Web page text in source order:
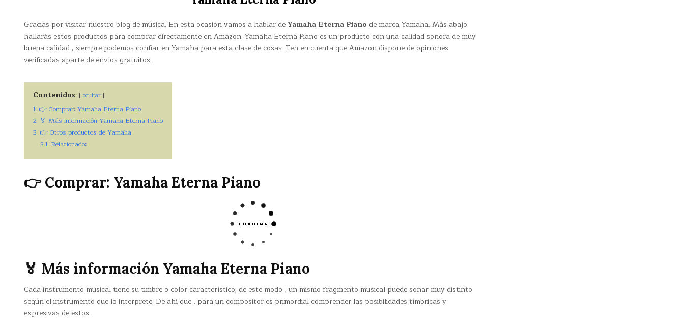
Gracias por visitar nuestro blog de música. En esta ocasión vamos a hablar deYamaha Eterna Piano de marca Yamaha. Más abajo
hallarás estos productos para comprar directamente en Amazon. Yamaha Eterna Piano es un producto con una calidad sonora de muy
buena calidad , siempre podemos confiar en Yamaha para esta clase de cosas. Ten en cuenta que Amazon dispone de opiniones
verificadas aparte de envíos gratuitos.
Contenidos ocultar
1 👉 Comprar: Yamaha Eterna Piano
2 🏅 Más información Yamaha Eterna Piano
3 👉 Otros productos de Yamaha
3.1 Relacionado:
👉 Comprar: Yamaha Eterna Piano
🏅 Más información Yamaha Eterna Piano
Cada instrumento musical tiene su timbre o color característico; de este modo , un mismo fragmento musical puede sonar muy distinto
según el instrumento que lo interprete. De ahí que , para un compositor es primordial comprender las posibilidades tímbricas y
expresivas de estos.